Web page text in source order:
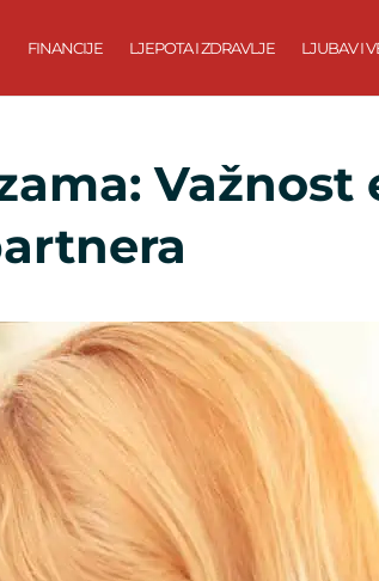
FINANCIJE LJEPOTA I ZDRAVLJE LJUBAV I